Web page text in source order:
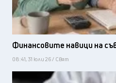
Финансовите навици на
08:41, 31 юли 26 / Свят